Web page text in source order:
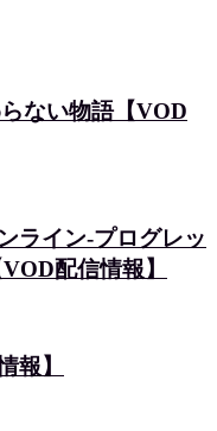
ない物語【VOD
ライン-プログレッ
配信情報】
報】